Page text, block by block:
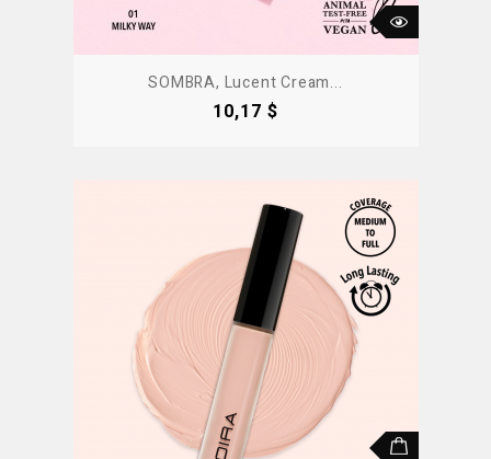
SOMBRA, Lucent Cream...
Precio
10,17 $